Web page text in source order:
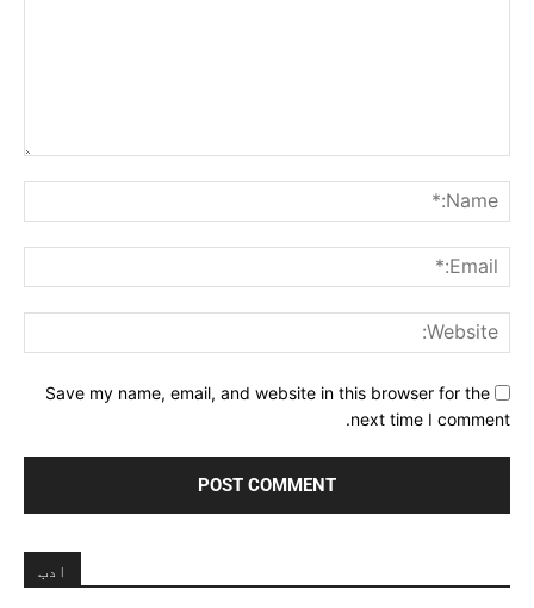
Save my name, email, and website in this browser for the
next time I comment.
ادب